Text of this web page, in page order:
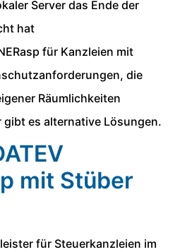
Server das Ende der
hat
für Kanzleien mit
die
Räumlichkeiten
es alternative Lösungen.
mit Stüber
für Steuerkanzleien im